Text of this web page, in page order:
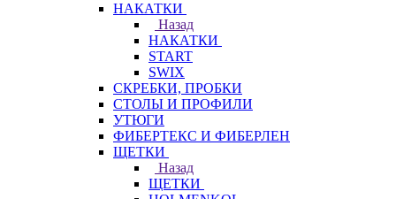
НАКАТКИ
Назад
НАКАТКИ
START
SWIX
СКРЕБКИ, ПРОБКИ
СТОЛЫ И ПРОФИЛИ
УТЮГИ
ФИБЕРТЕКС И ФИБЕРЛЕН
ЩЕТКИ
Назад
ЩЕТКИ